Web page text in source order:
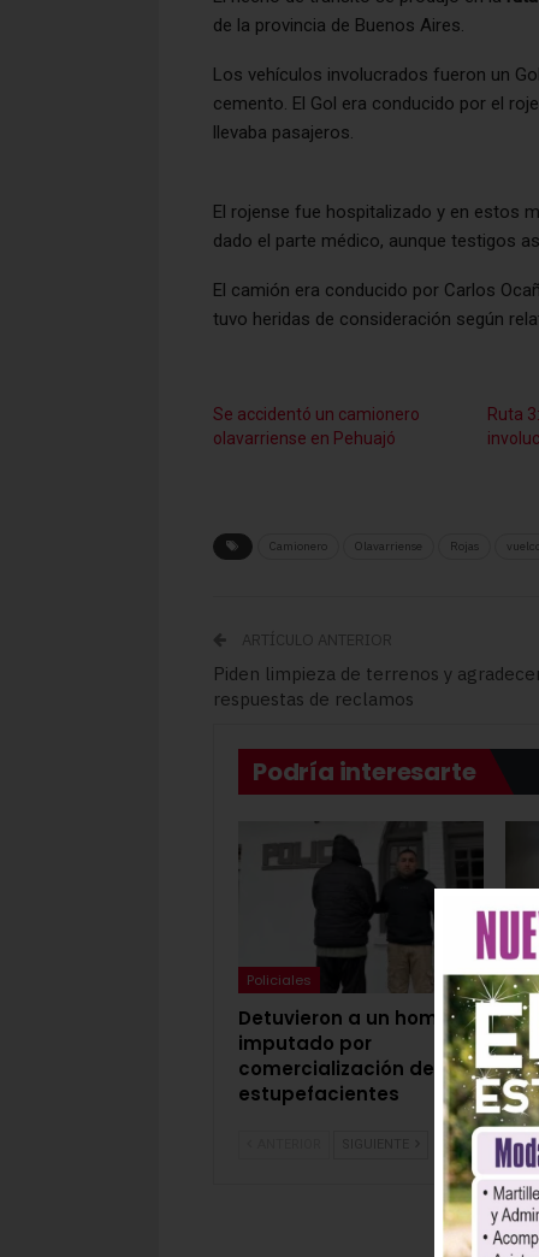
de la provincia de Buenos Aires.
Los vehículos involucrados fueron un
cemento. El Gol era conducido por el
llevaba pasajeros.
El rojense fue hospitalizado y en estos
dado el parte médico, aunque testigos
El camión era conducido por Carlos
tuvo heridas de consideración según
Se accidentó un camionero
olavarriense en Pehuajó
Ruta
Camionero Olavarriense Rojas
ARTÍCULO ANTERIOR
Piden limpieza de terrenos y
respuestas de reclamos
Podría interesarte
Policiales
Detuvieron a un hombre
imputado por
comercialización de
estupefacientes
18